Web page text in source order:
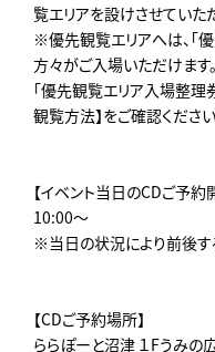
覧エリアを設けさせていた
※優先観覧エリアへは、「
方々がご入場いただけます。
「優先観覧エリア入場整理
観覧方法】をご確認ください
【イベント当日のCDご予約
10:00～
※当日の状況により前後す
【CDご予約場所】
ららぽーと沼津 １Fうみ